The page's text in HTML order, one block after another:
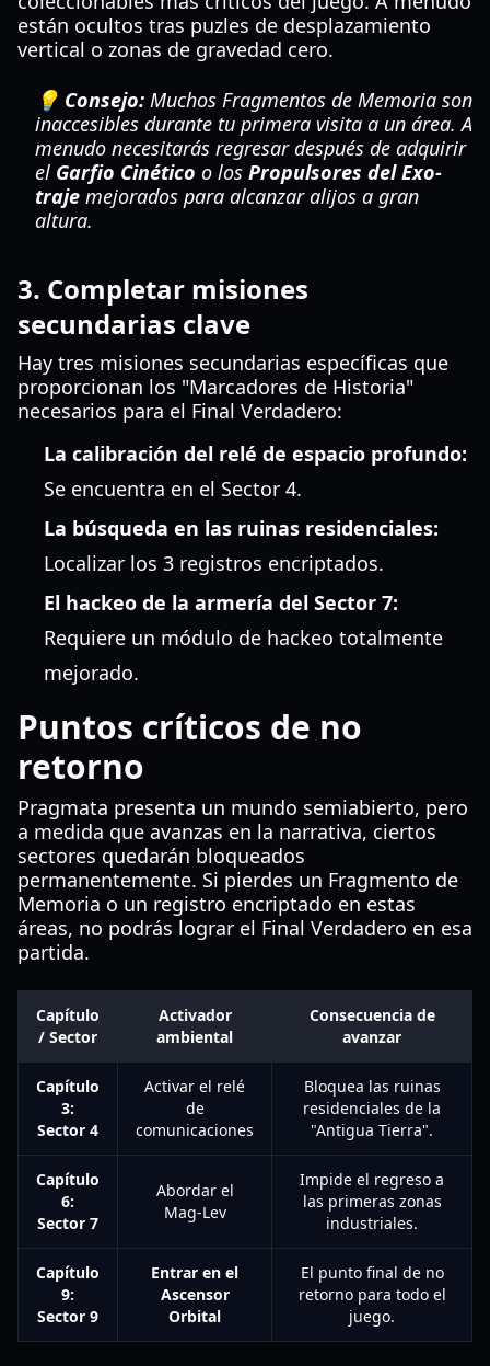
están ocultos tras puzles de desplazamiento
vertical o zonas de gravedad cero.
💡 Consejo: Muchos Fragmentos de Memoria son
inaccesibles durante tu primera visita a un área. A
menudo necesitarás regresar después de adquirir
el Garfio Cinético o los Propulsores del Exo-
traje mejorados para alcanzar alijos a gran
altura.
3. Completar misiones
secundarias clave
Hay tres misiones secundarias específicas que
proporcionan los "Marcadores de Historia"
necesarios para el Final Verdadero:
La calibración del relé de espacio profundo:
Se encuentra en el Sector 4.
La búsqueda en las ruinas residenciales:
Localizar los 3 registros encriptados.
El hackeo de la armería del Sector 7:
Requiere un módulo de hackeo totalmente
mejorado.
Puntos críticos de no
retorno
Pragmata presenta un mundo semiabierto, pero
a medida que avanzas en la narrativa, ciertos
sectores quedarán bloqueados
permanentemente. Si pierdes un Fragmento de
Memoria o un registro encriptado en estas
áreas, no podrás lograr el Final Verdadero en esa
partida.
Capítulo
/ Sector
Activador
ambiental
Consecuencia de
avanzar
Capítulo
3:
Sector 4
Activar el relé
de
comunicaciones
Bloquea las ruinas
residenciales de la
"Antigua Tierra".
Capítulo
6:
Sector 7
Abordar el
Mag-Lev
Impide el regreso a
las primeras zonas
industriales.
Capítulo
9:
Sector 9
Entrar en el
Ascensor
Orbital
El punto final de no
retorno para todo el
juego.